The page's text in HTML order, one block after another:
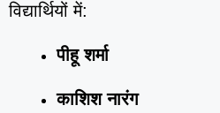
विद्यार्थियों में:
पीहू शर्मा
काशिश नारंग